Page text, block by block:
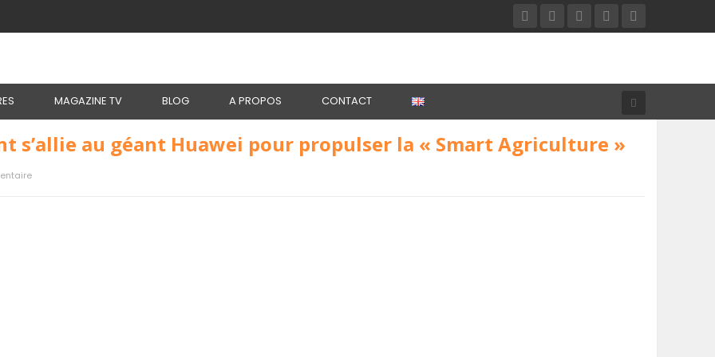
MAGAZINE TV BLOG A PROPOS CONTACT
s’allie au géant Huawei pour propulser la « Smart Agriculture »